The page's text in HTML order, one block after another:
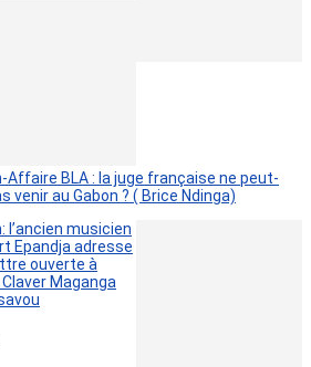
Affaire BLA : la juge française ne peut-
venir au Gabon ? ( Brice Ndinga)
l’ancien musicien
Epandja adresse
ouverte à
Claver Maganga